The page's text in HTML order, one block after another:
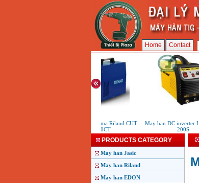
Home Contact
May cat Plasma Riland CUT
60CT
May han DC inverter
200S
PRODUCTS CATEGORY
May han Jasic
May han Riland
May han EDON